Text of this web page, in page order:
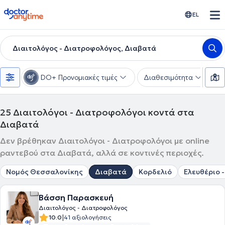
doctoranytime EL
Διαιτολόγος - Διατροφολόγος, Διαβατά
DO+ Προνομιακές τιμές Διαθεσιμότητα
25 Διαιτολόγοι - Διατροφολόγοι κοντά στα
Διαβατά
Δεν βρέθηκαν Διαιτολόγοι - Διατροφολόγοι με online
ραντεβού στα Διαβατά, αλλά σε κοντινές περιοχές.
Νομός Θεσσαλονίκης Διαβατά Κορδελιό Ελευθέριο
Βάσση Παρασκευή
Διαιτολόγος - Διατροφολόγος
10.0|41 αξιολογήσεις